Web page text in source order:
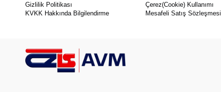
Gizlilik Politikası
KVKK Hakkında Bilgilendirme
Çerez(Cookie) Kullanımı
Mesafeli Satış Sözleşmesi